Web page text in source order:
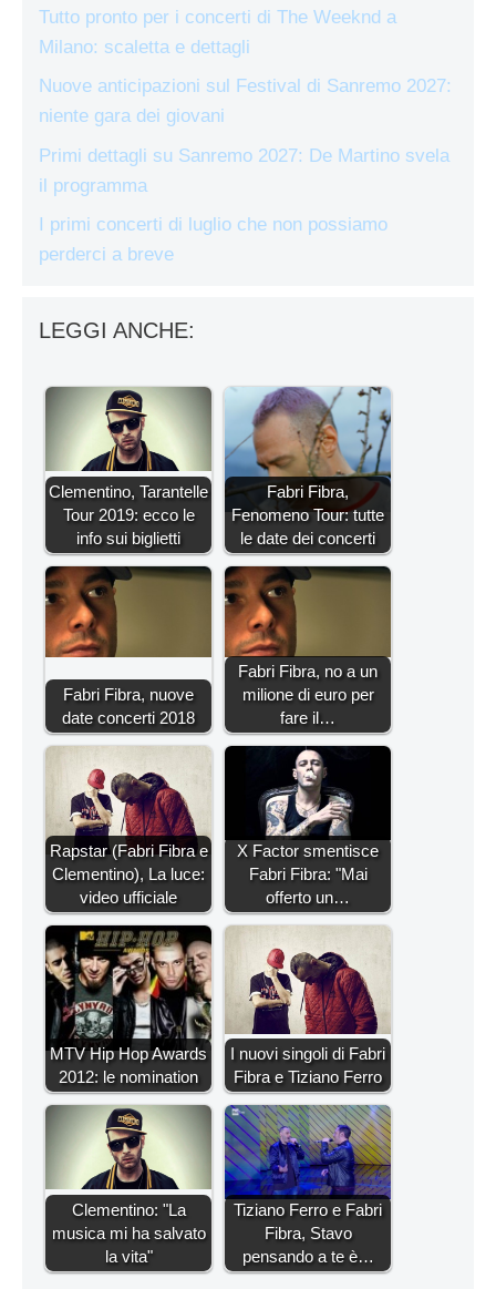
Tutto pronto per i concerti di The Weeknd a
Milano: scaletta e dettagli
Nuove anticipazioni sul Festival di Sanremo 2027:
niente gara dei giovani
Primi dettagli su Sanremo 2027: De Martino svela
il programma
I primi concerti di luglio che non possiamo
perderci a breve
LEGGI ANCHE:
Clementino, Tarantelle
Tour 2019: ecco le
info sui biglietti
Fabri Fibra,
Fenomeno Tour: tutte
le date dei concerti
Fabri Fibra, nuove
date concerti 2018
Fabri Fibra, no a un
milione di euro per
fare il…
Rapstar (Fabri Fibra e
Clementino), La luce:
video ufficiale
X Factor smentisce
Fabri Fibra: "Mai
offerto un…
MTV Hip Hop Awards
2012: le nomination
I nuovi singoli di Fabri
Fibra e Tiziano Ferro
Clementino: "La
musica mi ha salvato
la vita"
Tiziano Ferro e Fabri
Fibra, Stavo
pensando a te è…